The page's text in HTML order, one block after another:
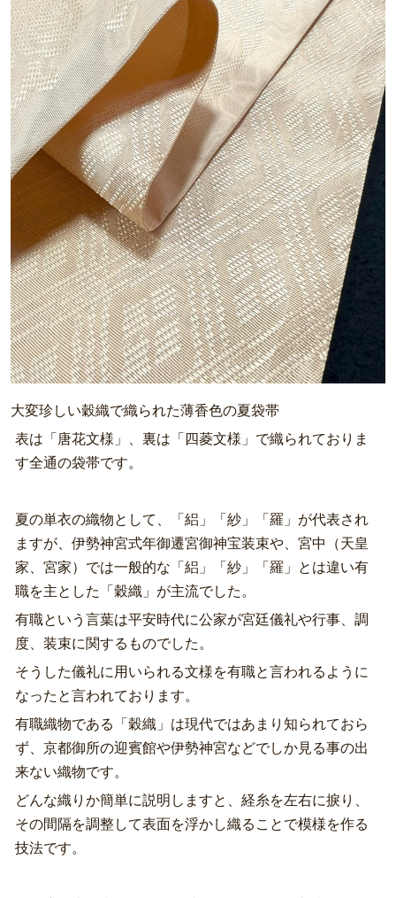
大変珍しい穀織で織られた薄香色の夏袋帯
表は「唐花文様」、裏は「四菱文様」で織られておりま
す全通の袋帯です。
夏の単衣の織物として、「絽」「紗」「羅」が代表され
ますが、伊勢神宮式年御遷宮御神宝装束や、宮中（天皇
家、宮家）では一般的な「絽」「紗」「羅」とは違い有
職を主とした「穀織」が主流でした。
有職という言葉は平安時代に公家が宮廷儀礼や行事、調
度、装束に関するものでした。
そうした儀礼に用いられる文様を有職と言われるように
なったと言われております。
有職織物である「穀織」は現代ではあまり知られておら
ず、京都御所の迎賓館や伊勢神宮などでしか見る事の出
来ない織物です。
どんな織りか簡単に説明しますと、経糸を左右に捩り、
その間隔を調整して表面を浮かし織ることで模様を作る
技法です。